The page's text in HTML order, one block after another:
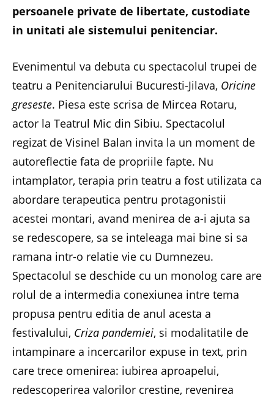
persoanele private de libertate, custodiate
in unitati ale sistemului penitenciar.
Evenimentul va debuta cu spectacolul trupei de
teatru a Penitenciarului Bucuresti-Jilava, Oricine
greseste. Piesa este scrisa de Mircea Rotaru,
actor la Teatrul Mic din Sibiu. Spectacolul
regizat de Visinel Balan invita la un moment de
autoreflectie fata de propriile fapte. Nu
intamplator, terapia prin teatru a fost utilizata ca
abordare terapeutica pentru protagonistii
acestei montari, avand menirea de a-i ajuta sa
se redescopere, sa se inteleaga mai bine si sa
ramana intr-o relatie vie cu Dumnezeu.
Spectacolul se deschide cu un monolog care are
rolul de a intermedia conexiunea intre tema
propusa pentru editia de anul acesta a
festivalului, Criza pandemiei, si modalitatile de
intampinare a incercarilor expuse in text, prin
care trece omenirea: iubirea aproapelui,
redescoperirea valorilor crestine, revenirea